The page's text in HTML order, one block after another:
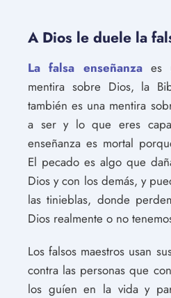
A Dios le duele la
La falsa enseñanzaes
mentira sobre Dios, la
también es una mentira
a ser y lo que eres
enseñanza es mortal
El pecado es algo que
Dios y con los demás, y
las tinieblas, donde
Dios realmente o no
Los falsos maestros usan
contra las personas que
los guíen en la vida y